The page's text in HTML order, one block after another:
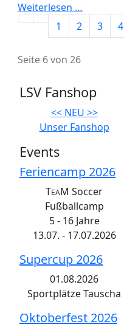
Weiterlesen …
1
2 3 4
Seite 6 von 26
LSV Fanshop
<< NEU >>
Unser Fanshop
Events
Feriencamp 2026
TEAM Soccer
Fußballcamp
5 - 16 Jahre
13.07. - 17.07.2026
Supercup 2026
01.08.2026
Sportplätze Tauscha
Oktoberfest 2026